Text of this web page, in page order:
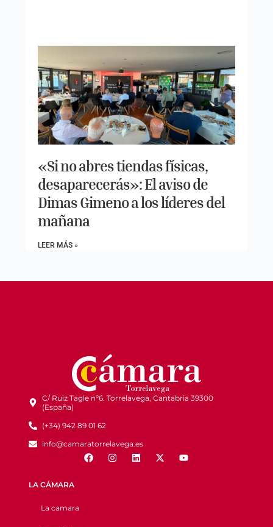
«Si no abres tiendas físicas,
desaparecerás»: El aviso de
Dimas Gimeno a los líderes del
mañana
LEER MÁS »
C/ Ruiz Tagle nº6. Torrelavega, Cantabria 39300
(España)
(+34) 942 89 01 62
info@camaratorrelavega.es
LA CÁMARA
La camara